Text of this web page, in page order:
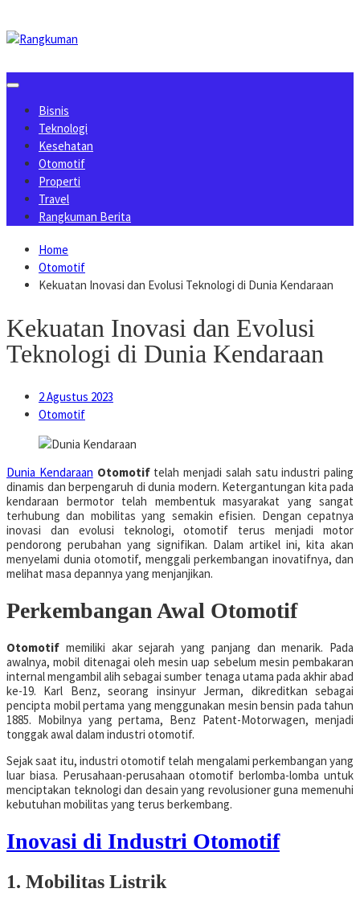
to
content
Bisnis
Teknologi
Kesehatan
Otomotif
Properti
Travel
Rangkuman Berita
Home
Otomotif
Kekuatan Inovasi dan Evolusi Teknologi di Dunia Kendaraan
Kekuatan Inovasi dan Evolusi
Teknologi di Dunia Kendaraan
2 Agustus 2023
Otomotif
Dunia Kendaraan Otomotiftelah menjadi salah satu industri paling
dinamis dan berpengaruh di dunia modern. Ketergantungan kita pada
kendaraan bermotor telah membentuk masyarakat yang sangat
terhubung dan mobilitas yang semakin efisien. Dengan cepatnya
inovasi dan evolusi teknologi, otomotif terus menjadi motor
pendorong perubahan yang signifikan. Dalam artikel ini, kita akan
menyelami dunia otomotif, menggali perkembangan inovatifnya, dan
melihat masa depannya yang menjanjikan.
Perkembangan Awal Otomotif
Otomotif memiliki akar sejarah yang panjang dan menarik. Pada
awalnya, mobil ditenagai oleh mesin uap sebelum mesin pembakaran
internal mengambil alih sebagai sumber tenaga utama pada akhir abad
ke-19. Karl Benz, seorang insinyur Jerman, dikreditkan sebagai
pencipta mobil pertama yang menggunakan mesin bensin pada tahun
1885. Mobilnya yang pertama, Benz Patent-Motorwagen, menjadi
tonggak awal dalam industri otomotif.
Sejak saat itu, industri otomotif telah mengalami perkembangan yang
luar biasa. Perusahaan-perusahaan otomotif berlomba-lomba untuk
menciptakan teknologi dan desain yang revolusioner guna memenuhi
kebutuhan mobilitas yang terus berkembang.
Inovasi di Industri Otomotif
1. Mobilitas Listrik